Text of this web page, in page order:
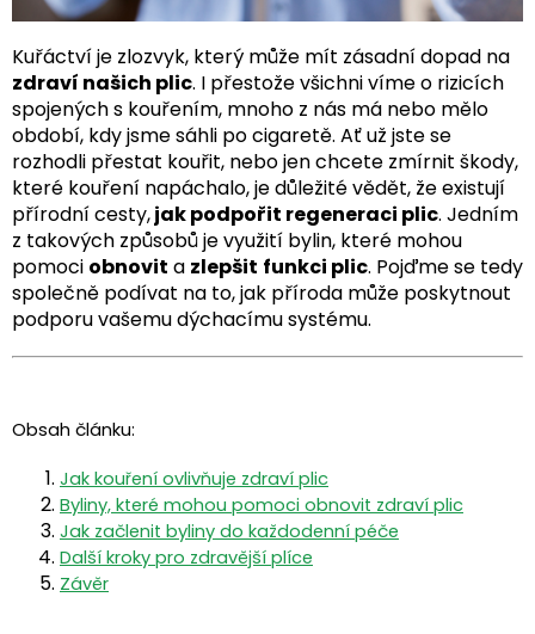
Kuřáctví je zlozvyk, který může mít zásadní dopad na
zdraví našich plic. I přestože všichni víme o rizicích
spojených s kouřením, mnoho z nás má nebo mělo
období, kdy jsme sáhli po cigaretě. Ať už jste se
rozhodli přestat kouřit, nebo jen chcete zmírnit škody,
které kouření napáchalo, je důležité vědět, že existují
přírodní cesty,jak podpořit regeneraci plic. Jedním
z takových způsobů je využití bylin, které mohou
pomoci obnovit a zlepšit funkci plic. Pojďme se tedy
společně podívat na to, jak příroda může poskytnout
podporu vašemu dýchacímu systému.
Obsah článku:
Jak kouření ovlivňuje zdraví plic
Byliny, které mohou pomoci obnovit zdraví plic
Jak začlenit byliny do každodenní péče
Další kroky pro zdravější plíce
Závěr